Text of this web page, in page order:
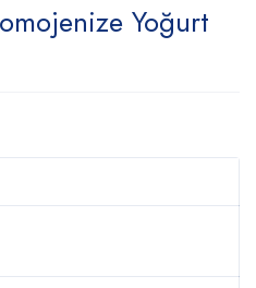
Yoğurt